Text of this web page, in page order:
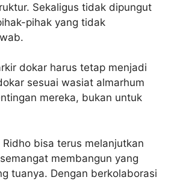
Sekaligus tidak dipungut
pihak yang tidak
dokar harus tetap menjadi
sesuai wasiat almarhum
mereka, bukan untuk
Ridho bisa terus melanjutkan
membangun yang
tuanya. Dengan berkolaborasi